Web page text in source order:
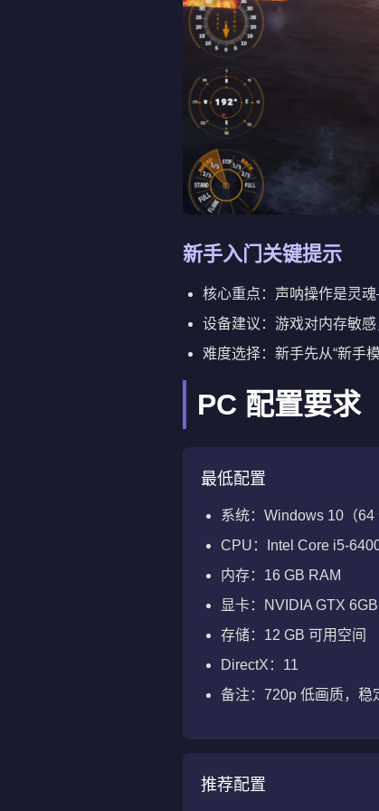
新手入门关键提示
核心重点：声呐操作是灵
设备建议：游戏对内存敏
难度选择：新手先从“新手
PC 配置要求
最低配置
系统：Windows 10（64
CPU：Intel Core i5-
内存：16 GB RAM
显卡：NVIDIA GTX
存储：12 GB 可用空间
DirectX：11
备注：720p 低画质，稳
推荐配置